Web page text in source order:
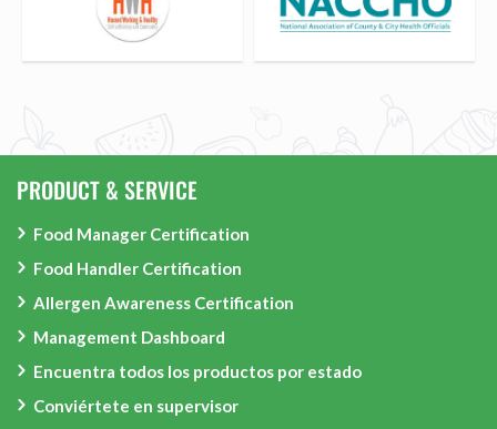
PRODUCT & SERVICE
Food Manager Certification
Food Handler Certification
Allergen Awareness Certification
Management Dashboard
Encuentra todos los productos por estado
Conviértete en supervisor